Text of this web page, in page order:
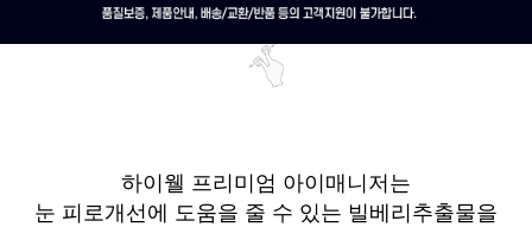
하이웰 프리미엄 아이매니저는
눈 피로개선에 도움을 줄 수 있는 빌베리추출물을